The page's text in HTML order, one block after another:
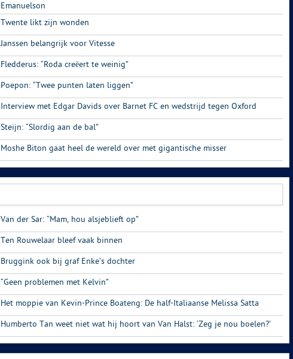
Emanuelson
Twente likt zijn wonden
Janssen belangrijk voor Vitesse
Fledderus: “Roda creëert te weinig”
Poepon: “Twee punten laten liggen”
Interview met Edgar Davids over Barnet FC en wedstrijd tegen Oxford
Steijn: “Slordig aan de bal”
Moshe Biton gaat heel de wereld over met gigantische misser
Van der Sar: “Mam, hou alsjeblieft op”
Ten Rouwelaar bleef vaak binnen
Bruggink ook bij graf Enke’s dochter
“Geen problemen met Kelvin”
Het moppie van Kevin-Prince Boateng: De half-Italiaanse Melissa Satta
Humberto Tan weet niet wat hij hoort van Van Halst: ‘Zeg je nou boelen?’